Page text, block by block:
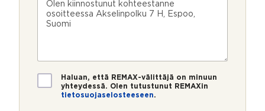
o
*
i
*
T
i
Haluan, että REMAX-välittäjä on minuun
yhteydessä. Olen tutustunut REMAXin
tietosuojaselosteeseen.